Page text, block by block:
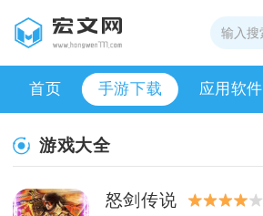
首页 手游下载 应用软件
游戏大全
怒剑传说